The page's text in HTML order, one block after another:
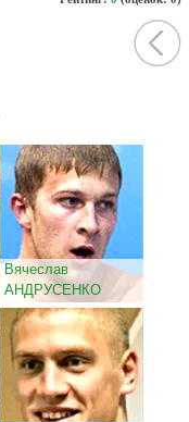
Вячеслав
АНДРУСЕНКО